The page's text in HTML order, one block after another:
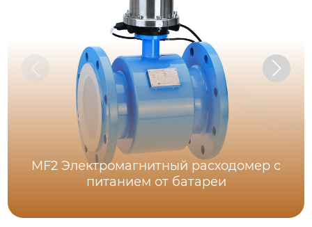
MF2 Электромагнитный расходомер с
питанием от батареи